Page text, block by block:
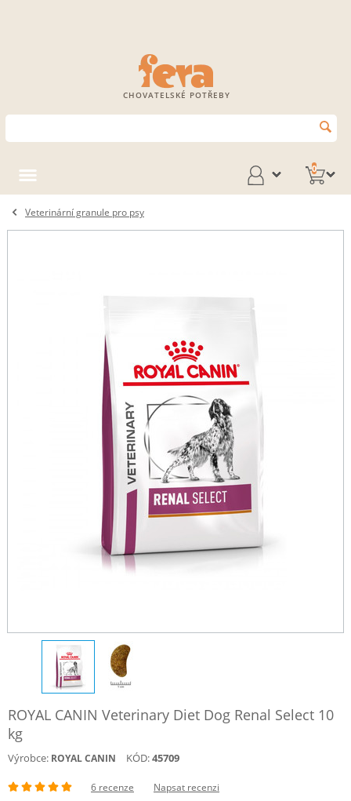
CHOVATELSKÉ POTŘEBY
0
Veterinární granule pro psy
ROYAL CANIN Veterinary Diet Dog Renal Select 10
kg
Výrobce: ROYAL CANIN KÓD:45709
6 recenze Napsat recenzi